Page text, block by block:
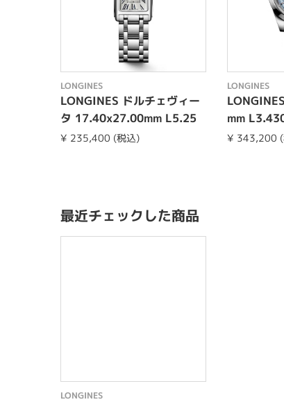
LONGINES
LONGINES ドルチェヴィー
タ 17.40x27.00mm L5.25
8.4.71.6
¥ 235,400 (税込)
LONGINES
mm
¥ 343,200 (
最近チェックした商品
LONGINES